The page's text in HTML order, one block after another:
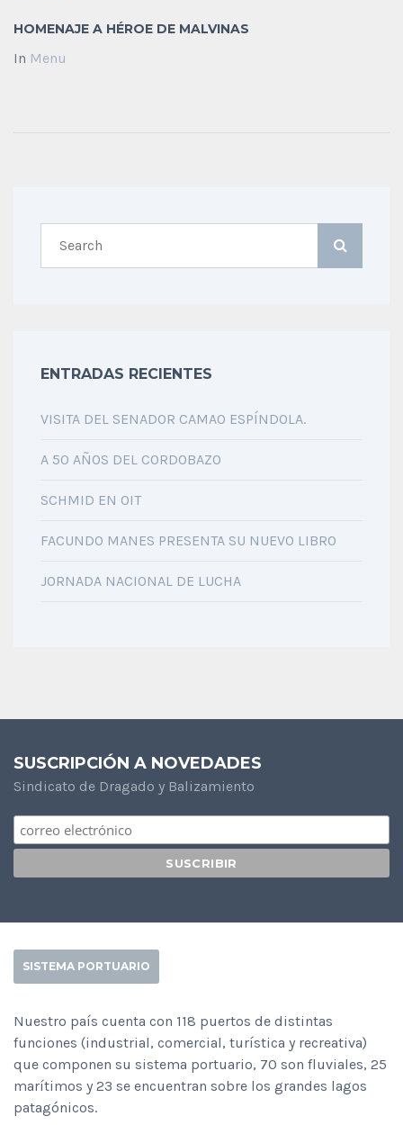
HOMENAJE A HÉROE DE MALVINAS
In Menu
ENTRADAS RECIENTES
VISITA DEL SENADOR CAMAO ESPÍNDOLA.
A 50 AÑOS DEL CORDOBAZO
SCHMID EN OIT
FACUNDO MANES PRESENTA SU NUEVO LIBRO
JORNADA NACIONAL DE LUCHA
SUSCRIPCIÓN A NOVEDADES
Sindicato de Dragado y Balizamiento
SISTEMA PORTUARIO
Nuestro país cuenta con 118 puertos de distintas
funciones (industrial, comercial, turística y recreativa)
que componen su sistema portuario, 70 son fluviales, 25
marítimos y 23 se encuentran sobre los grandes lagos
patagónicos.